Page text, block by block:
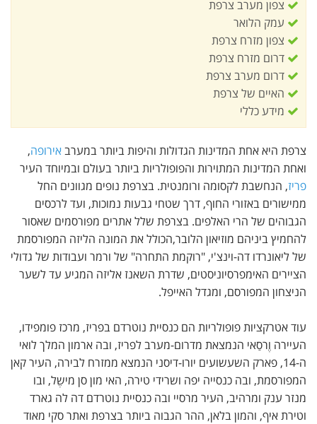
צפון מערב צרפת
עמק הלואר
צפון מזרח צרפת
דרום מזרח צרפת
דרום מערב צרפת
האיים של צרפת
מידע כללי
צרפת היא אחת המדינות הגדולות והיפות ביותר במערבאירופה,
ואחת המדינות המתוירות והפופולריות ביותר בעולם ובמיוחד העיר
פריז, הנחשבת לקסומה ורומנטית. בצרפת נופים מגוונים החל
ממישורים באזורי החוף, דרך שטחי גבעות נמוכות, ועד לרכסים
הגבוהים של הרי האלפים. בצרפת שלל אתרים מפורסמים שאסור
להחמיץ ביניהם מוזיאון הלובר,הכולל את המונה הליזה המפורסמת
של ליאונרדו דה-וינצ'י, "רוקמת התחרה" של ורמר ועבודות של גדולי
הציירים האימפרסיוניסטים, שדרת השאנז אליזה המגיע עד לשער
הניצחון המפורסם, ומגדל האייפל.
עוד אטרקציות פופולריות הם כנסיית נוטרדם בפריז, מרכז פומפידו,
העיירה וֶרסַאי הנמצאת מדרום-מערב לפריז, ובה ארמון המלך לואי
ה-14, פארק השעשועים יורו-דיסני הנמצא ממזרח לבירה, העיר קאן
המפורסמת, ובה כנסייה יפה ושרידי טירה, האי מון סן מישֶל, ובו
מנזר ענק ומרהיב, העיר מרסיי ובה כנסיית נוטרדם דה לה גארד
וטירת איף, והמון בלאן, ההר הגבוה ביותר בצרפת ואתר סקי מאוד